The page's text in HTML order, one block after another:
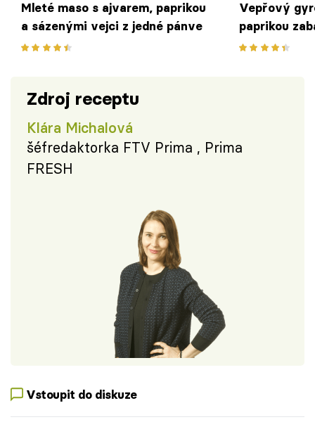
Mleté maso s ajvarem, paprikou
a sázenými vejci z jedné pánve
Vepřový
paprikou
rychlá
Zdroj receptu
Klára Michalová
šéfredaktorka FTV Prima , Prima
FRESH
Vstoupit do diskuze